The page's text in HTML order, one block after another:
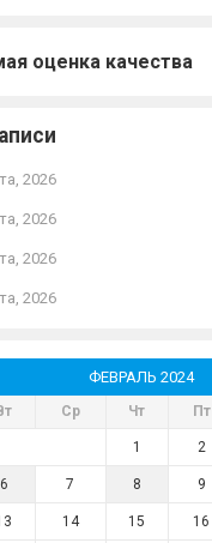
оценка качества
2026
2026
2026
2026
ФЕВРАЛЬ 2024
Ср Чт Пт
1 2
6 7 8 9
14 15 16